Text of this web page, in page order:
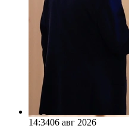
14:3406 авг 2026